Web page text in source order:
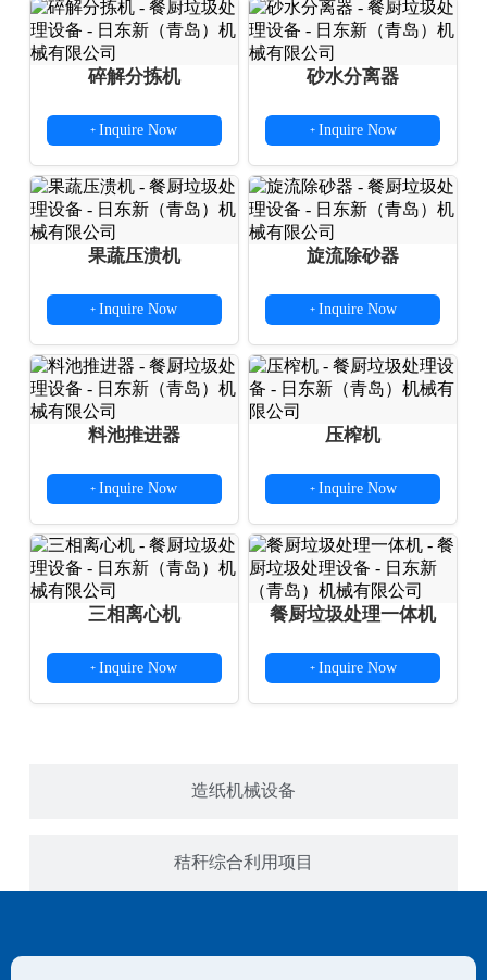
造纸机械设备
秸秆综合利用项目
碎解分拣机
+ Inquire Now
砂水分离器
+ Inquire Now
果蔬压溃机
+ Inquire Now
旋流除砂器
+ Inquire Now
料池推进器
+ Inquire Now
压榨机
+ Inquire Now
三相离心机
+ Inquire Now
餐厨垃圾处理一体机
+ Inquire Now